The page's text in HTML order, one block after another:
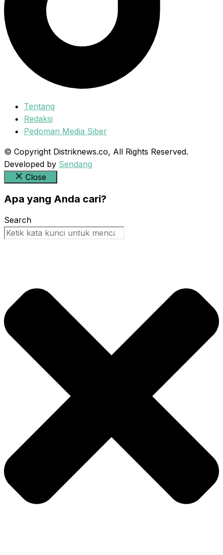
Tentang
Redaksi
Pedoman Media Siber
© Copyright Distriknews.co, All Rights Reserved.
Developed by Sendang
Close
Apa yang Anda cari?
Search